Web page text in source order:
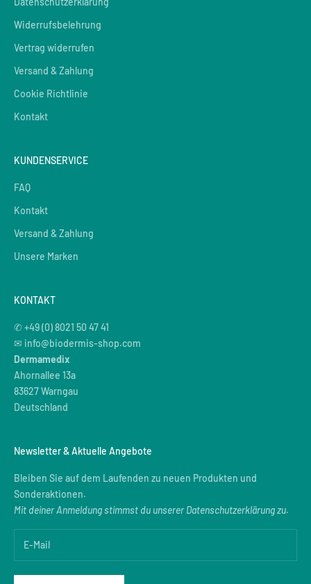
Widerrufsbelehrung
Vertrag widerrufen
Versand & Zahlung
Cookie Richtlinie
Kontakt
KUNDENSERVICE
FAQ
Kontakt
Versand & Zahlung
Unsere Marken
KONTAKT
✆ +49 (0) 8021 50 47 41
✉ info@biodermis-shop.com
Dermamedix
Ahornallee 13a
83627 Warngau
Deutschland
Newsletter & Aktuelle Angebote
Bleiben Sie auf dem Laufenden zu neuen Produkten und
Sonderaktionen.
Mit deiner Anmeldung stimmst du unsererDatenschutzerklärungzu.